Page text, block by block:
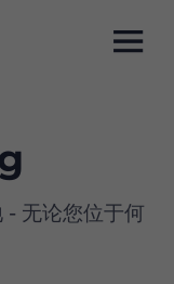
- 无论您位于何